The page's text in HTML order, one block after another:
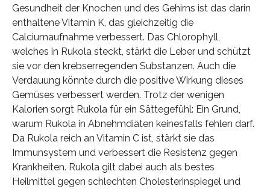
Gesundheit der Knochen und des Gehirns ist das darin
enthaltene Vitamin K, das gleichzeitig die
Calciumaufnahme verbessert. Das Chlorophyll,
welches in Rukola steckt, stärkt die Leber und schützt
sie vor den krebserregenden Substanzen. Auch die
Verdauung könnte durch die positive Wirkung dieses
Gemüses verbessert werden. Trotz der wenigen
Kalorien sorgt Rukola für ein Sättegefühl: Ein Grund,
warum Rukola in Abnehmdiäten keinesfalls fehlen darf.
Da Rukola reich an Vitamin C ist, stärkt sie das
Immunsystem und verbessert die Resistenz gegen
Krankheiten. Rukola gilt dabei auch als bestes
Heilmittel gegen schlechten Cholesterinspiegel und